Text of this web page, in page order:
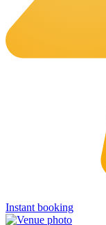
Instant booking